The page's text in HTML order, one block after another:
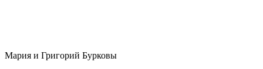
Мария и Григорий Бурковы